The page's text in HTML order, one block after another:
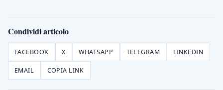
Condividi articolo
FACEBOOK X WHATSAPP TELEGRAM LINKEDIN
EMAIL COPIA LINK